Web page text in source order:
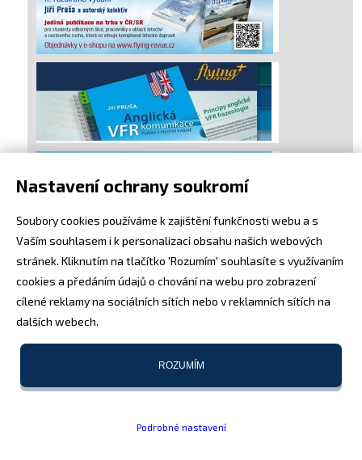
Nastavení ochrany soukromí
Soubory cookies používáme k zajištění funkčnosti webu a s
Vaším souhlasem i k personalizaci obsahu našich webových
stránek. Kliknutím na tlačítko 'Rozumím' souhlasíte s využívaním
cookies a předáním údajů o chování na webu pro zobrazení
cílené reklamy na sociálních sítích nebo v reklamních sítích na
dalších webech.
ROZUMÍM
Podrobné nastavení